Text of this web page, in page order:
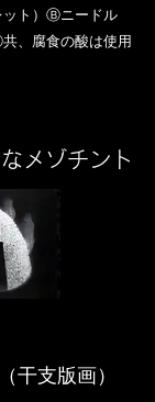
ト）Ⓑニードル
、腐食の酸は使用
メゾチント
干支版画）